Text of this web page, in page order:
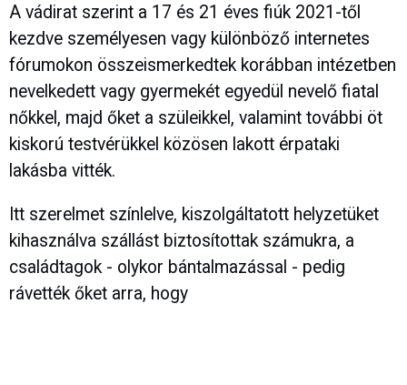
A vádirat szerint a 17 és 21 éves fiúk 2021-től
kezdve személyesen vagy különböző internetes
fórumokon összeismerkedtek korábban intézetben
nevelkedett vagy gyermekét egyedül nevelő fiatal
nőkkel, majd őket a szüleikkel, valamint további öt
kiskorú testvérükkel közösen lakott érpataki
lakásba vitték.
Itt szerelmet színlelve, kiszolgáltatott helyzetüket
kihasználva szállást biztosítottak számukra, a
családtagok - olykor bántalmazással - pedig
rávették őket arra, hogy